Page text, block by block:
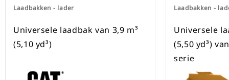
Laadbakken - lader
Universele laadbak van 3,9 m³
(5,10 yd³)
Laadbakken -
Universele
(5,50 yd³)
serie